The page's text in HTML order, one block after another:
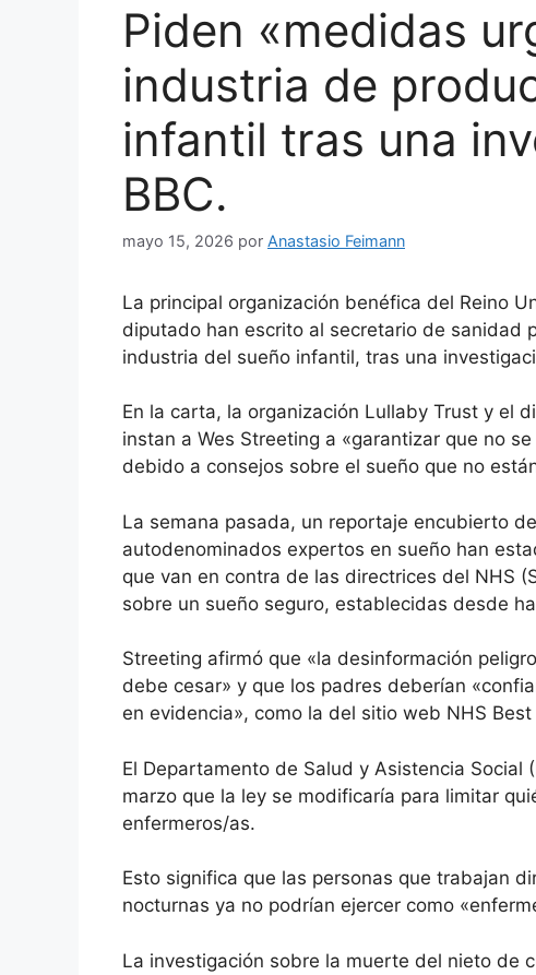
Piden «medidas
industria de
infantil tras una
BBC.
mayo 15, 2026 por Anastasio Feimann
La principal organización benéfica del Reino
diputado han escrito al secretario de sanidad
industria del sueño infantil, tras una
En la carta, la organización Lullaby Trust y el
instan a Wes Streeting a «garantizar que no
debido a consejos sobre el sueño que no
La semana pasada, un reportaje encubierto
autodenominados expertos en sueño han
que van en contra de las directrices del NHS
sobre un sueño seguro, establecidas desde
Streeting afirmó que «la desinformación
debe cesar» y que los padres deberían
en evidencia», como la del sitio web NHS
El Departamento de Salud y Asistencia Social
marzo que la ley se modificaría para limitar
enfermeros/as.
Esto significa que las personas que trabajan
nocturnas ya no podrían ejercer como
La investigación sobre la muerte del nieto de